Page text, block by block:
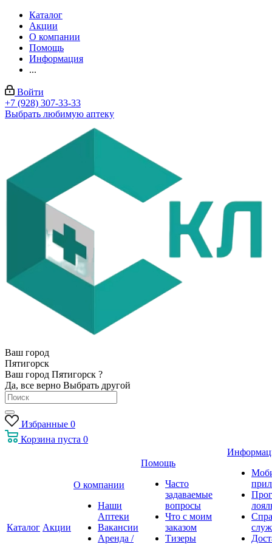
Каталог
Акции
О компании
Помощь
Информация
...
Войти
+7 (928) 307-33-33
Выбрать любимую аптеку
Ваш город
Пятигорск
Ваш город Пятигорск ?
Да, все верно Выбрать другой
Избранные 0
Корзина пуста 0
Каталог Акции
О компании
Наши
Аптеки
Вакансии
Аренда /
Помощь
Часто
задаваемые
вопросы
Что с моим
заказом
Тизеры